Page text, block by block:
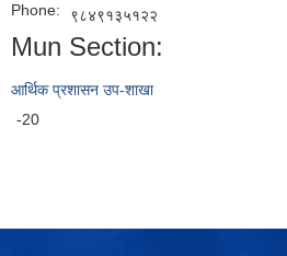
Phone:
९८४९१३५१२२
Mun Section:
आर्थिक प्रशासन उप-शाखा
-20